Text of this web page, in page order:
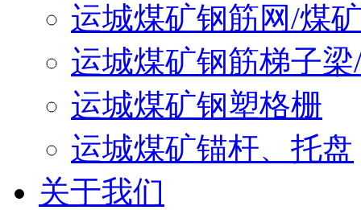
运城煤矿钢筋网/煤
运城煤矿钢筋梯子
运城煤矿钢塑格栅
运城煤矿锚杆、托盘
关于我们